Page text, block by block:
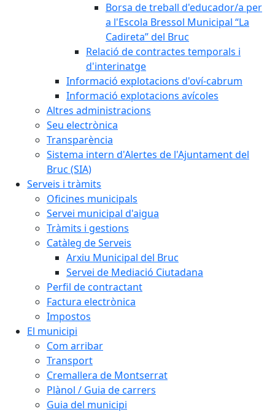
Borsa de treball d'educador/a per
a l'Escola Bressol Municipal “La
Cadireta” del Bruc
Relació de contractes temporals i
d'interinatge
Informació explotacions d'oví-cabrum
Informació explotacions avícoles
Altres administracions
Seu electrònica
Transparència
Sistema intern d'Alertes de l'Ajuntament del
Bruc (SIA)
Serveis i tràmits
Oficines municipals
Servei municipal d'aigua
Tràmits i gestions
Catàleg de Serveis
Arxiu Municipal del Bruc
Servei de Mediació Ciutadana
Perfil de contractant
Factura electrònica
Impostos
El municipi
Com arribar
Transport
Cremallera de Montserrat
Plànol / Guia de carrers
Guia del municipi